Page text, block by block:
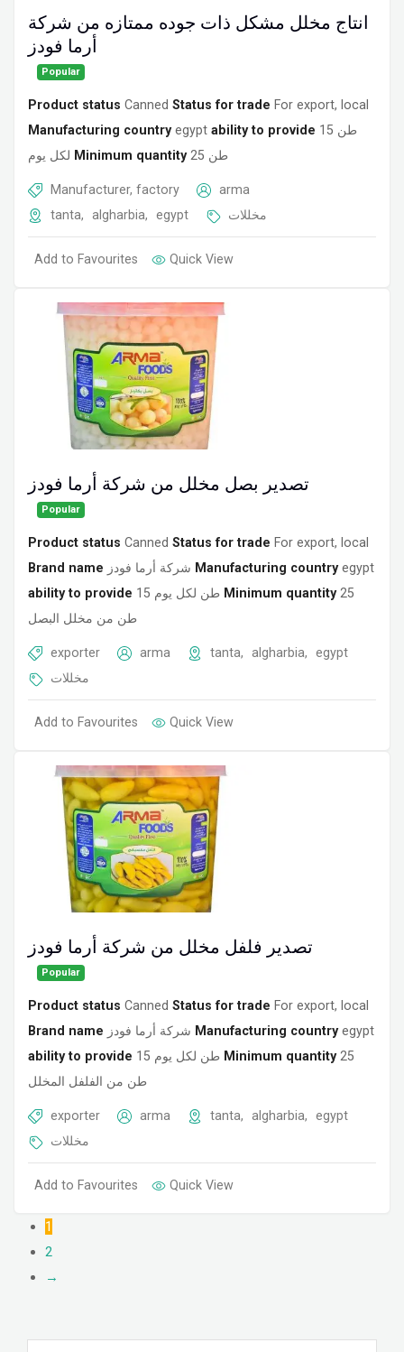
انتاج مخلل مشكل ذات جوده ممتازه من شركة
أرما فودز
Popular
Product status Canned Status for trade For export, local
Manufacturing country egypt ability to provide 15 طن
لكل يوم Minimum quantity 25 طن
Manufacturer, factory
arma
tanta, algharbia, egypt مخللات
Add to Favourites Quick View
تصدير بصل مخلل من شركة أرما فودز
Popular
Product status Canned Status for trade For export, local
Brand name شركة أرما فودز Manufacturing country egypt
ability to provide
15 طن لكل يوم Minimum quantity 25
طن من مخلل البصل
exporter arma tanta, algharbia,
egypt
مخللات
Add to Favourites Quick View
تصدير فلفل مخلل من شركة أرما فودز
Popular
Product status Canned Status for trade For export, local
Brand name شركة أرما فودز Manufacturing country egypt
ability to provide
15 طن لكل يوم Minimum quantity 25
طن من الفلفل المخلل
exporter arma tanta, algharbia,
egypt
مخللات
Add to Favourites Quick View
1
2
→